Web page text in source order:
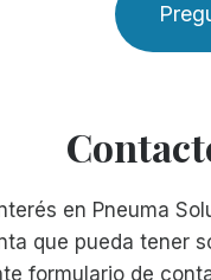
en Pneuma
que pueda tener
formulario de